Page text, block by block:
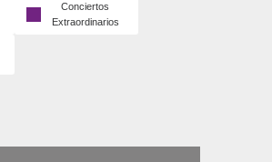
Conciertos
Extraordinarios